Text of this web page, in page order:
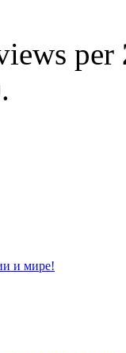
per
.
и мире!